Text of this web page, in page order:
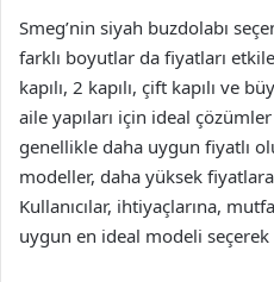
Smeg’nin siyah buzdolabı
farklı boyutlar da fiyatları
kapılı, 2 kapılı, çift kapılı ve
aile yapıları için ideal
genellikle daha uygun fiyatlı
modeller, daha yüksek
Kullanıcılar, ihtiyaçlarına,
uygun en ideal modeli